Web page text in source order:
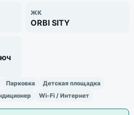
ЖК
ORBI SITY
Парковка
Детская площадка
Wi-Fi / Интернет